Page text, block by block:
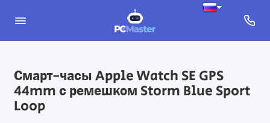
Смарт-часы Apple Watch SE GPS
44mm с ремешком Storm Blue Sport
Loop